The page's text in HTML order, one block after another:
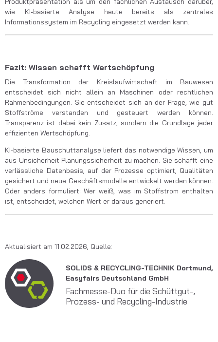
wie KI-basierte Analyse heute bereits als zentrales
Informationssystem im Recycling eingesetzt werden kann.
Fazit: Wissen schafft Wertschöpfung
Die Transformation der Kreislaufwirtschaft im Bauwesen
entscheidet sich nicht allein an Maschinen oder rechtlichen
Rahmenbedingungen. Sie entscheidet sich an der Frage, wie gut
Stoffströme verstanden und gesteuert werden können.
Transparenz ist dabei kein Zusatz, sondern die Grundlage jeder
effizienten Wertschöpfung.
KI-basierte Bauschuttanalyse liefert das notwendige Wissen, um
aus Unsicherheit Planungssicherheit zu machen. Sie schafft eine
verlässliche Datenbasis, auf der Prozesse optimiert, Qualitäten
gesichert und neue Geschäftsmodelle entwickelt werden können.
Oder anders formuliert: Wer weiß, was im Stoffstrom enthalten
ist, entscheidet, welchen Wert er daraus generiert.
Aktualisiert am 11.02.2026, Quelle:
SOLIDS & RECYCLING-TECHNIK Dortmund,
Easyfairs Deutschland GmbH
Fachmesse-Duo für die Schüttgut-,
Prozess- und Recycling-Industrie